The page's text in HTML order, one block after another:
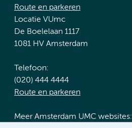
Route en parkeren
Locatie VUmc
De Boelelaan 1117
1081 HV Amsterdam
Telefoon:
(020) 444 4444
Route en parkeren
Meer Amsterdam UMC websites: